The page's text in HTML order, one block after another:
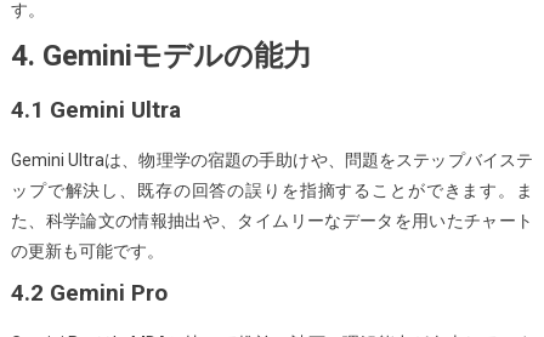
す。
4. Geminiモデルの能力
4.1 Gemini Ultra
Gemini Ultraは、物理学の宿題の手助けや、問題をステップバイステ
ップで解決し、既存の回答の誤りを指摘することができます。ま
た、科学論文の情報抽出や、タイムリーなデータを用いたチャート
の更新も可能です。
4.2 Gemini Pro